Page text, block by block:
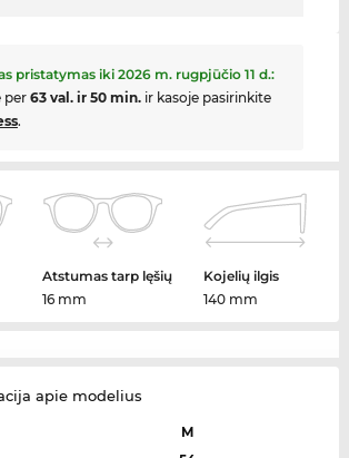
pristatymas iki 2026 m. rugpjūčio 11 d.:
per 63 val. ir 50 min.ir kasoje pasirinkite
.
Atstumas tarp lęšių
16 mm
Kojelių ilgis
140 mm
apie modelius
M